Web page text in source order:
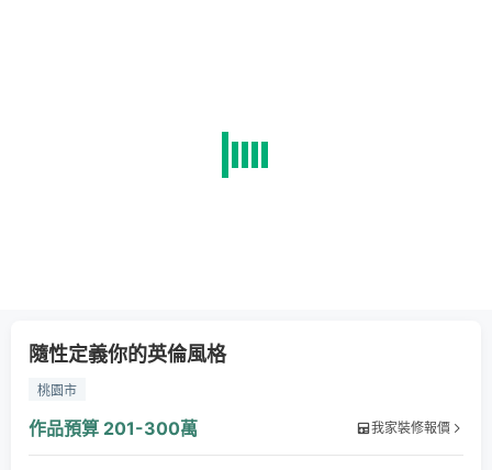
隨性定義你的英倫風格
桃園市
作品預算 201-300萬 我家裝修報價